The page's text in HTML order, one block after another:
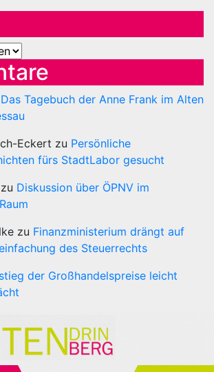
Das Tagebuch der Anne Frank im Alten
Eckert zu Persönliche
fürs StadtLabor gesucht
zu Diskussion über ÖPNV im
zu Finanzministerium drängt auf
des Steuerrechts
der Großhandelspreise leicht